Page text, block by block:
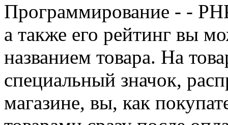
Программирование - -
а также его рейтинг вы
названием товара. На
специальный значок,
магазине, вы, как